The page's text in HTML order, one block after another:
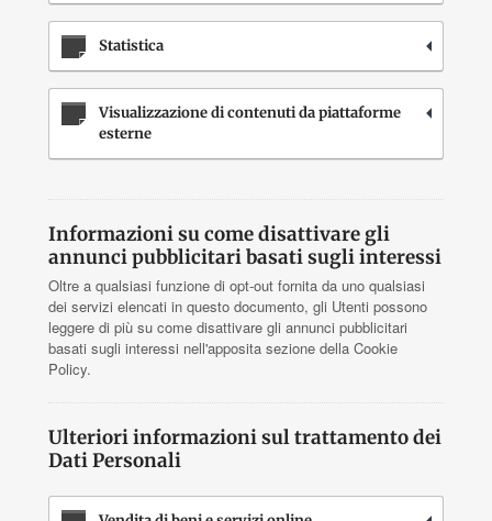
Statistica
Visualizzazione di contenuti da piattaforme
esterne
Informazioni su come disattivare gli
annunci pubblicitari basati sugli interessi
Oltre a qualsiasi funzione di opt-out fornita da uno qualsiasi
dei servizi elencati in questo documento, gli Utenti possono
leggere di più su come disattivare gli annunci pubblicitari
basati sugli interessi nell'apposita sezione della Cookie
Policy.
Ulteriori informazioni sul trattamento dei
Dati Personali